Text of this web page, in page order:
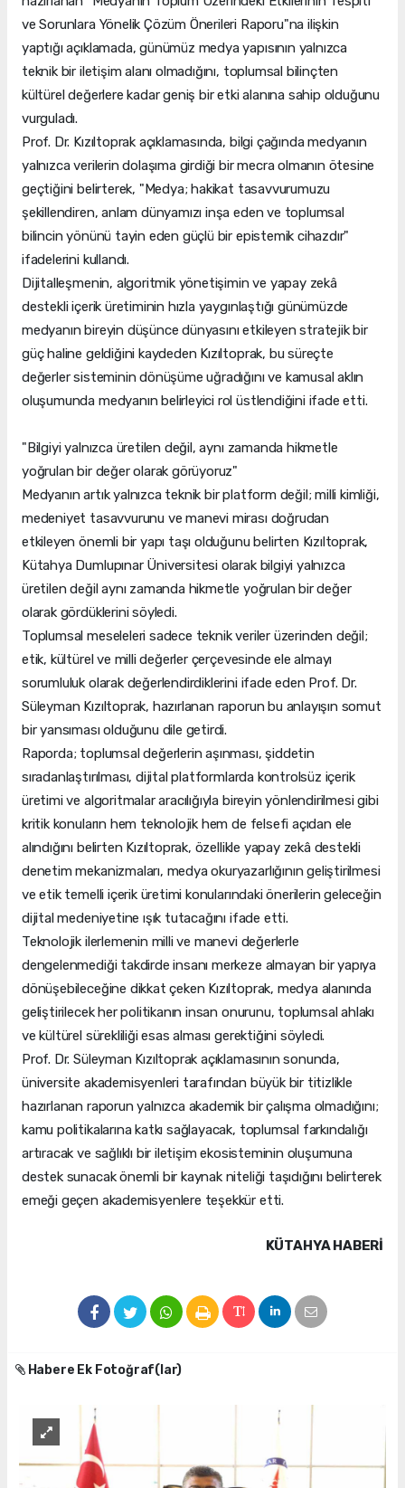
ve Sorunlara Yönelik Çözüm Önerileri Raporu"na ilişkin
yaptığı açıklamada, günümüz medya yapısının yalnızca
teknik bir iletişim alanı olmadığını, toplumsal bilinçten
kültürel değerlere kadar geniş bir etki alanına sahip olduğunu
vurguladı.
Prof. Dr. Kızıltoprak açıklamasında, bilgi çağında medyanın
yalnızca verilerin dolaşıma girdiği bir mecra olmanın ötesine
geçtiğini belirterek, "Medya; hakikat tasavvurumuzu
şekillendiren, anlam dünyamızı inşa eden ve toplumsal
bilincin yönünü tayin eden güçlü bir epistemik cihazdır"
ifadelerini kullandı.
Dijitalleşmenin, algoritmik yönetişimin ve yapay zekâ
destekli içerik üretiminin hızla yaygınlaştığı günümüzde
medyanın bireyin düşünce dünyasını etkileyen stratejik bir
güç haline geldiğini kaydeden Kızıltoprak, bu süreçte
değerler sisteminin dönüşüme uğradığını ve kamusal aklın
oluşumunda medyanın belirleyici rol üstlendiğini ifade etti.
"Bilgiyi yalnızca üretilen değil, aynı zamanda hikmetle
yoğrulan bir değer olarak görüyoruz"
Medyanın artık yalnızca teknik bir platform değil; milli kimliği,
medeniyet tasavvurunu ve manevi mirası doğrudan
etkileyen önemli bir yapı taşı olduğunu belirten Kızıltoprak,
Kütahya Dumlupınar Üniversitesi olarak bilgiyi yalnızca
üretilen değil aynı zamanda hikmetle yoğrulan bir değer
olarak gördüklerini söyledi.
Toplumsal meseleleri sadece teknik veriler üzerinden değil;
etik, kültürel ve milli değerler çerçevesinde ele almayı
sorumluluk olarak değerlendirdiklerini ifade eden Prof. Dr.
Süleyman Kızıltoprak, hazırlanan raporun bu anlayışın somut
bir yansıması olduğunu dile getirdi.
Raporda; toplumsal değerlerin aşınması, şiddetin
sıradanlaştırılması, dijital platformlarda kontrolsüz içerik
üretimi ve algoritmalar aracılığıyla bireyin yönlendirilmesi gibi
kritik konuların hem teknolojik hem de felsefi açıdan ele
alındığını belirten Kızıltoprak, özellikle yapay zekâ destekli
denetim mekanizmaları, medya okuryazarlığının geliştirilmesi
ve etik temelli içerik üretimi konularındaki önerilerin geleceğin
dijital medeniyetine ışık tutacağını ifade etti.
Teknolojik ilerlemenin milli ve manevi değerlerle
dengelenmediği takdirde insanı merkeze almayan bir yapıya
dönüşebileceğine dikkat çeken Kızıltoprak, medya alanında
geliştirilecek her politikanın insan onurunu, toplumsal ahlakı
ve kültürel sürekliliği esas alması gerektiğini söyledi.
Prof. Dr. Süleyman Kızıltoprak açıklamasının sonunda,
üniversite akademisyenleri tarafından büyük bir titizlikle
hazırlanan raporun yalnızca akademik bir çalışma olmadığını;
kamu politikalarına katkı sağlayacak, toplumsal farkındalığı
artıracak ve sağlıklı bir iletişim ekosisteminin oluşumuna
destek sunacak önemli bir kaynak niteliği taşıdığını belirterek
emeği geçen akademisyenlere teşekkür etti.
KÜTAHYA HABERİ
Habere Ek Fotoğraf(lar)